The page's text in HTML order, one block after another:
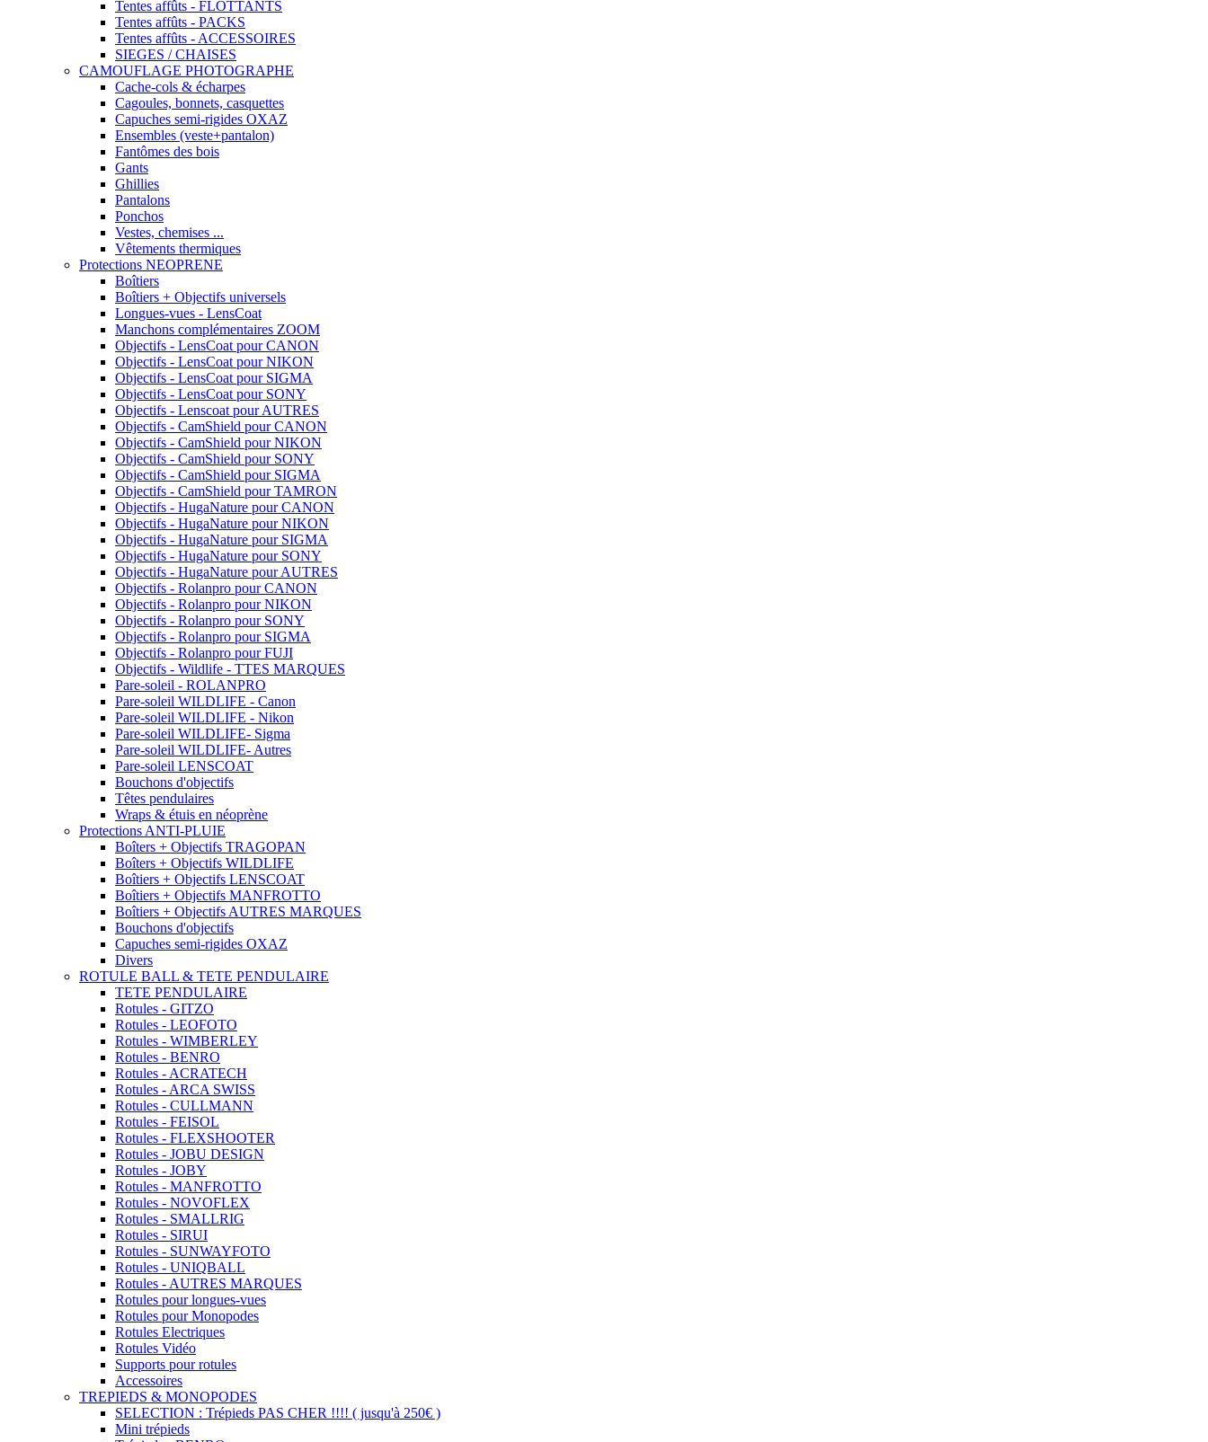
Tentes affûts - FLOTTANTS
Tentes affûts - PACKS
Tentes affûts - ACCESSOIRES
SIEGES / CHAISES
CAMOUFLAGE PHOTOGRAPHE
Cache-cols & écharpes
Cagoules, bonnets, casquettes
Capuches semi-rigides OXAZ
Ensembles (veste+pantalon)
Fantômes des bois
Gants
Ghillies
Pantalons
Ponchos
Vestes, chemises ...
Vêtements thermiques
Protections NEOPRENE
Boîtiers
Boîtiers + Objectifs universels
Longues-vues - LensCoat
Manchons complémentaires ZOOM
Objectifs - LensCoat pour CANON
Objectifs - LensCoat pour NIKON
Objectifs - LensCoat pour SIGMA
Objectifs - LensCoat pour SONY
Objectifs - Lenscoat pour AUTRES
Objectifs - CamShield pour CANON
Objectifs - CamShield pour NIKON
Objectifs - CamShield pour SONY
Objectifs - CamShield pour SIGMA
Objectifs - CamShield pour TAMRON
Objectifs - HugaNature pour CANON
Objectifs - HugaNature pour NIKON
Objectifs - HugaNature pour SIGMA
Objectifs - HugaNature pour SONY
Objectifs - HugaNature pour AUTRES
Objectifs - Rolanpro pour CANON
Objectifs - Rolanpro pour NIKON
Objectifs - Rolanpro pour SONY
Objectifs - Rolanpro pour SIGMA
Objectifs - Rolanpro pour FUJI
Objectifs - Wildlife - TTES MARQUES
Pare-soleil - ROLANPRO
Pare-soleil WILDLIFE - Canon
Pare-soleil WILDLIFE - Nikon
Pare-soleil WILDLIFE- Sigma
Pare-soleil WILDLIFE- Autres
Pare-soleil LENSCOAT
Bouchons d'objectifs
Têtes pendulaires
Wraps & étuis en néoprène
Protections ANTI-PLUIE
Boîters + Objectifs TRAGOPAN
Boîters + Objectifs WILDLIFE
Boîtiers + Objectifs LENSCOAT
Boîtiers + Objectifs MANFROTTO
Boîtiers + Objectifs AUTRES MARQUES
Bouchons d'objectifs
Capuches semi-rigides OXAZ
Divers
ROTULE BALL & TETE PENDULAIRE
TETE PENDULAIRE
Rotules - GITZO
Rotules - LEOFOTO
Rotules - WIMBERLEY
Rotules - BENRO
Rotules - ACRATECH
Rotules - ARCA SWISS
Rotules - CULLMANN
Rotules - FEISOL
Rotules - FLEXSHOOTER
Rotules - JOBU DESIGN
Rotules - JOBY
Rotules - MANFROTTO
Rotules - NOVOFLEX
Rotules - SMALLRIG
Rotules - SIRUI
Rotules - SUNWAYFOTO
Rotules - UNIQBALL
Rotules - AUTRES MARQUES
Rotules pour longues-vues
Rotules pour Monopodes
Rotules Electriques
Rotules Vidéo
Supports pour rotules
Accessoires
TREPIEDS & MONOPODES
SELECTION : Trépieds PAS CHER !!!! ( jusqu'à 250€ )
Mini trépieds